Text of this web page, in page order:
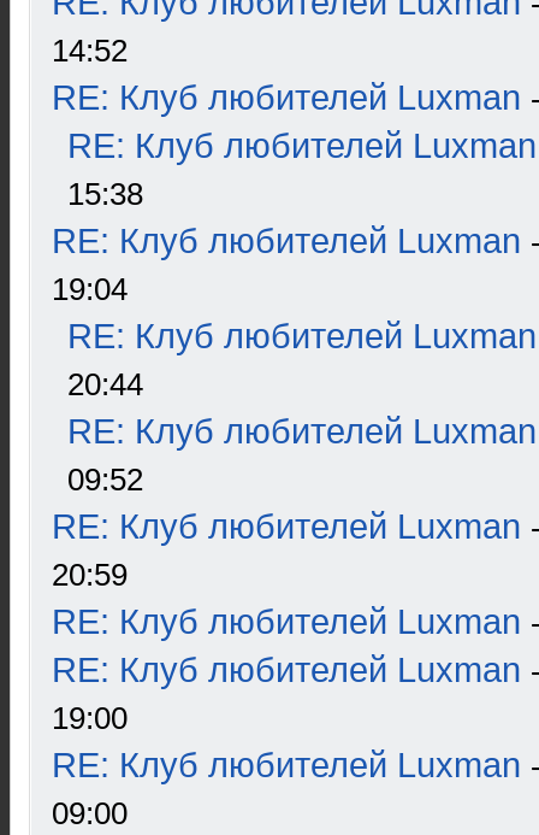
14:52
RE: Клуб любителей Luxman
RE: Клуб любителей Luxman
15:38
RE: Клуб любителей Luxman
19:04
RE: Клуб любителей Luxman
20:44
RE: Клуб любителей Luxman
09:52
RE: Клуб любителей Luxman
20:59
RE: Клуб любителей Luxman
RE: Клуб любителей Luxman
19:00
RE: Клуб любителей Luxman
09:00